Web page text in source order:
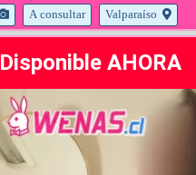
A consultar Valparaíso
Disponible AHORA